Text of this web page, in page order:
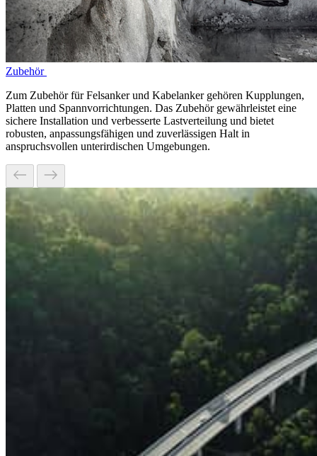
Zubehör
Zum Zubehör für Felsanker und Kabelanker gehören Kupplungen,
Platten und Spannvorrichtungen. Das Zubehör gewährleistet eine
sichere Installation und verbesserte Lastverteilung und bietet
robusten, anpassungsfähigen und zuverlässigen Halt in
anspruchsvollen unterirdischen Umgebungen.